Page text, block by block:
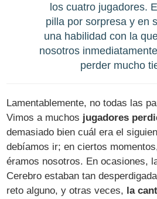
los cuatro jugadores.
pilla por sorpresa y en
una habilidad con la
nosotros
perder mucho
Lamentablemente, no todas las
Vimos a muchos jugadores
demasiado bien cuál era el
debíamos ir; en ciertos
éramos nosotros. En ocasiones,
Cerebro estaban tan
reto alguno, y otras veces, la